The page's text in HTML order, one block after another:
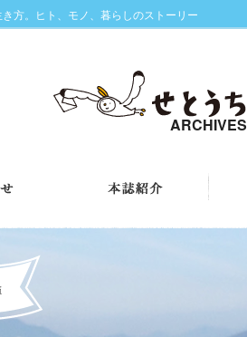
方。ヒト、モノ、暮らしのストーリー
ARCHIVES